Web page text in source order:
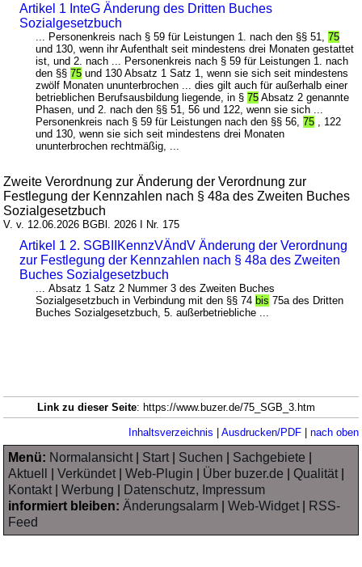
Artikel 1 InteG Änderung des Dritten Buches
Sozialgesetzbuch
... Personenkreis nach § 59 für Leistungen 1. nach den §§ 51,75
und 130, wenn ihr Aufenthalt seit mindestens drei Monaten gestattet
ist, und 2. nach ... Personenkreis nach § 59 für Leistungen 1. nach
den §§75 und 130 Absatz 1 Satz 1, wenn sie sich seit mindestens
zwölf Monaten ununterbrochen ... dies gilt auch für außerhalb einer
betrieblichen Berufsausbildung liegende, in §75 Absatz 2 genannte
Phasen, und 2. nach den §§ 51, 56 und 122, wenn sie sich ...
Personenkreis nach § 59 für Leistungen nach den §§ 56,75 , 122
und 130, wenn sie sich seit mindestens drei Monaten
ununterbrochen rechtmäßig, ...
Zweite Verordnung zur Änderung der Verordnung zur
Festlegung der Kennzahlen nach § 48a des Zweiten Buches
Sozialgesetzbuch
V. v. 12.06.2026 BGBl. 2026 I Nr. 175
Artikel 1 2. SGBIIKennzVÄndV Änderung der Verordnung
zur Festlegung der Kennzahlen nach § 48a des Zweiten
Buches Sozialgesetzbuch
... Absatz 1 Satz 2 Nummer 3 des Zweiten Buches
Sozialgesetzbuch in Verbindung mit den §§ 74bis 75a des Dritten
Buches Sozialgesetzbuch, 5. außerbetriebliche ...
Link zu dieser Seite: https://www.buzer.de/75_SGB_3.htm
Inhaltsverzeichnis | Ausdrucken/PDF| nach oben
Menü: Normalansicht| Start| Suchen Sachgebiete
Aktuell
|Verkündet|Web-Plugin Über buzer.de |Qualität|
Kontakt|Werbung
Datenschutz, Impressum
informiert bleiben: Änderungsalarm |Web-Widget|
RSS-
Feed